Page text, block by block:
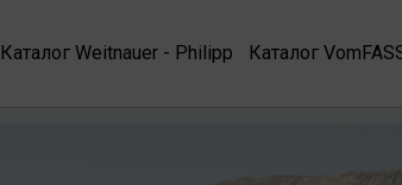
Каталог Weitnauer - Philipp Каталог